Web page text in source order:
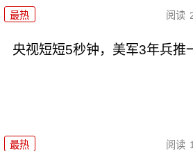
最热 阅读
央视短短5秒钟，美军3年兵推
最热 阅读